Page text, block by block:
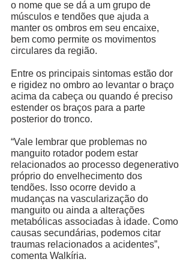
o nome que se dá a um grupo de
músculos e tendões que ajuda a
manter os ombros em seu encaixe,
bem como permite os movimentos
circulares da região.
Entre os principais sintomas estão dor
e rigidez no ombro ao levantar o braço
acima da cabeça ou quando é preciso
estender os braços para a parte
posterior do tronco.
“Vale lembrar que problemas no
manguito rotador podem estar
relacionados ao processo degenerativo
próprio do envelhecimento dos
tendões. Isso ocorre devido a
mudanças na vascularização do
manguito ou ainda a alterações
metabólicas associadas à idade. Como
causas secundárias, podemos citar
traumas relacionados a acidentes”,
comenta Walkíria.